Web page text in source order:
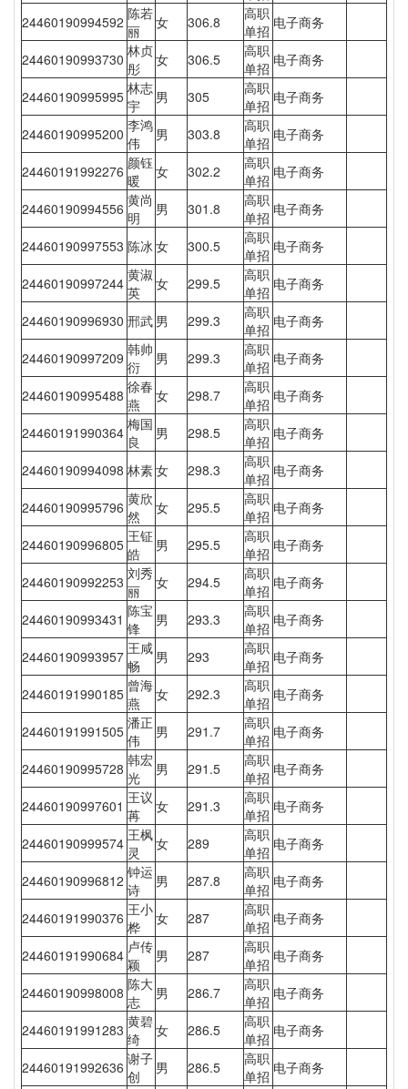
24460190994592 陈若
丽
女 306.8
高职
单招 电子商务
24460190993730 林贞
彤
女 306.5
高职
单招 电子商务
24460190995995 林志
宇
男 305
高职
单招 电子商务
24460190995200 李鸿
伟
男 303.8
高职
单招 电子商务
24460191992276 颜钰
暖
女 302.2
高职
单招 电子商务
24460190994556 黄尚
明
男 301.8
高职
单招 电子商务
24460190997553 陈冰女 300.5
高职
单招 电子商务
24460190997244 黄淑
英
女 299.5
高职
单招 电子商务
24460190996930 邢武 男 299.3
高职
单招 电子商务
24460190997209 韩帅
衍
男 299.3
高职
单招 电子商务
24460190995488 徐春
燕
女 298.7
高职
单招 电子商务
24460191990364 梅国
良
男 298.5
高职
单招 电子商务
24460190994098 林素女 298.3
高职
单招 电子商务
24460190995796 黄欣
然
女 295.5
高职
单招 电子商务
24460190996805 王钲
皓
男 295.5
高职
单招 电子商务
24460190992253 刘秀
丽
女 294.5
高职
单招 电子商务
24460190993431 陈宝
锋
男 293.3
高职
单招 电子商务
24460190993957 王咸
畅
男 293
高职
单招 电子商务
24460191990185 曾海
燕
女 292.3
高职
单招 电子商务
24460191991505 潘正
伟
男 291.7
高职
单招 电子商务
24460190995728 韩宏
光
男 291.5
高职
单招 电子商务
24460190997601 王议
苒
女 291.3
高职
单招 电子商务
24460190999574 王枫
灵
女 289
高职
单招 电子商务
24460190996812 钟运
诗
男 287.8
高职
单招 电子商务
24460191990376 王小
桦
女 287
高职
单招 电子商务
24460191990684 卢传
颖
男 287
高职
单招 电子商务
24460190998008 陈大
志
男 286.7
高职
单招 电子商务
24460191991283 黄碧
绮
女 286.5
高职
单招 电子商务
24460191992636 谢子
创
男 286.5
高职
单招 电子商务